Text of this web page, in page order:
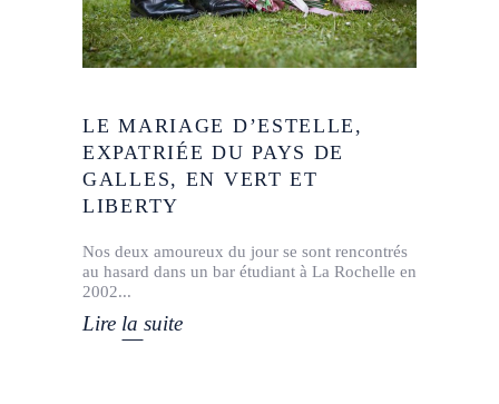
LE MARIAGE D’ESTELLE,
EXPATRIÉE DU PAYS DE
GALLES, EN VERT ET
LIBERTY
Nos deux amoureux du jour se sont rencontrés
au hasard dans un bar étudiant à La Rochelle en
2002
Lire la suite